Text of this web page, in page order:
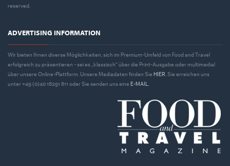
reserved.
ADVERTISING INFORMATION
Wir bieten Ihnen diverse Möglichkeiten, sich im Premium-Umfeld von Food and Travel
erfolgreich zu präsentieren - sei es „klassisch“ über die Print-Ausgabe oder multimedial
über unsere Online-Plattform. Unsere Mediadaten finden Sie HIER . Sie erreichen uns
unter +49 (0)40 18291 811 oder Sie senden uns eine E-MAIL